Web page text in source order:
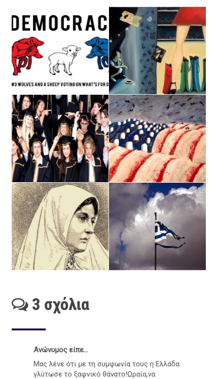
3 σχόλια
Ανώνυμος είπε...
Μας λένε ότι με τη συμφωνία τους η Ελλάδα
γλύτωσε το ξαφνικό θάνατο!Ωραία,να